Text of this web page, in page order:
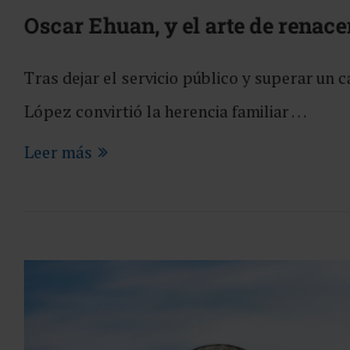
Oscar Ehuan, y el arte de
Tras dejar el servicio público y superar un
López convirtió la herencia familiar …
Leer más